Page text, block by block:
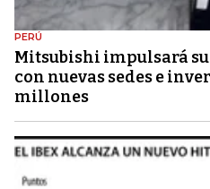
PERÚ
Mitsubishi impulsará
con nuevas sedes e
millones